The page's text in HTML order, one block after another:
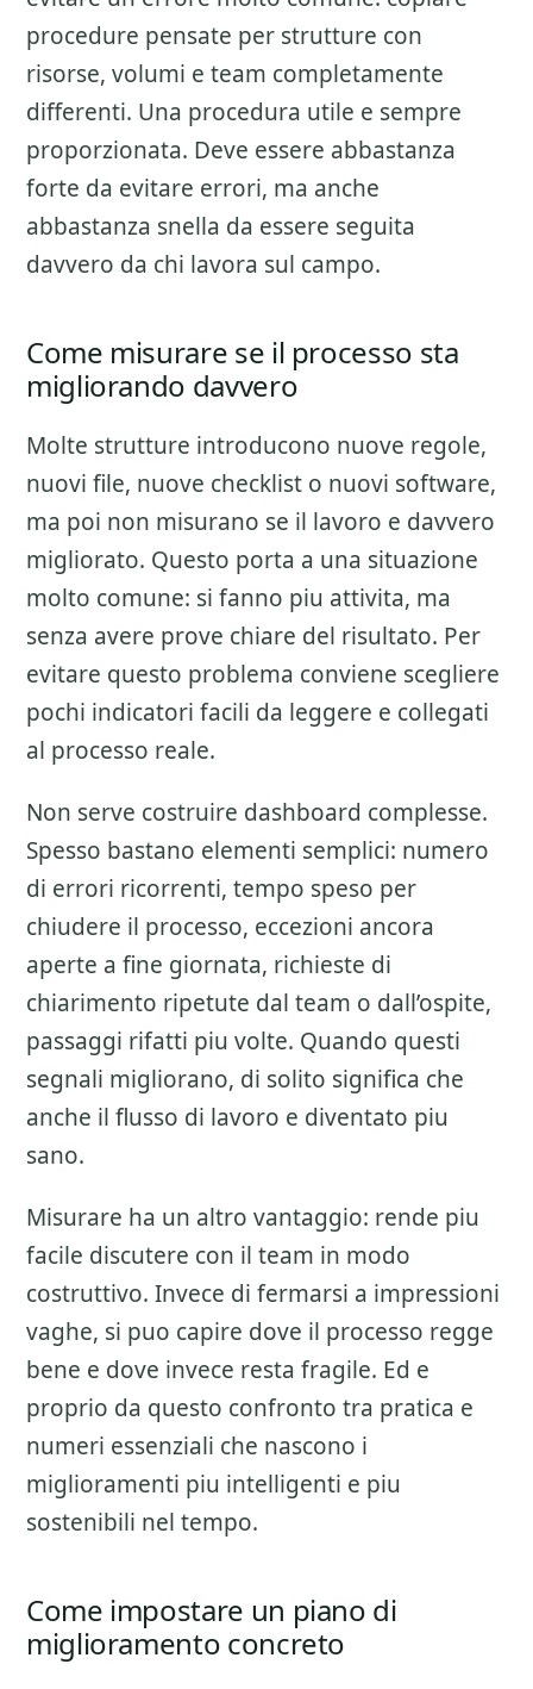
procedure pensate per strutture con
risorse, volumi e team completamente
differenti. Una procedura utile e sempre
proporzionata. Deve essere abbastanza
forte da evitare errori, ma anche
abbastanza snella da essere seguita
davvero da chi lavora sul campo.
Come misurare se il processo sta
migliorando davvero
Molte strutture introducono nuove regole,
nuovi file, nuove checklist o nuovi software,
ma poi non misurano se il lavoro e davvero
migliorato. Questo porta a una situazione
molto comune: si fanno piu attivita, ma
senza avere prove chiare del risultato. Per
evitare questo problema conviene scegliere
pochi indicatori facili da leggere e collegati
al processo reale.
Non serve costruire dashboard complesse.
Spesso bastano elementi semplici: numero
di errori ricorrenti, tempo speso per
chiudere il processo, eccezioni ancora
aperte a fine giornata, richieste di
chiarimento ripetute dal team o dall’ospite,
passaggi rifatti piu volte. Quando questi
segnali migliorano, di solito significa che
anche il flusso di lavoro e diventato piu
sano.
Misurare ha un altro vantaggio: rende piu
facile discutere con il team in modo
costruttivo. Invece di fermarsi a impressioni
vaghe, si puo capire dove il processo regge
bene e dove invece resta fragile. Ed e
proprio da questo confronto tra pratica e
numeri essenziali che nascono i
miglioramenti piu intelligenti e piu
sostenibili nel tempo.
Come impostare un piano di
miglioramento concreto